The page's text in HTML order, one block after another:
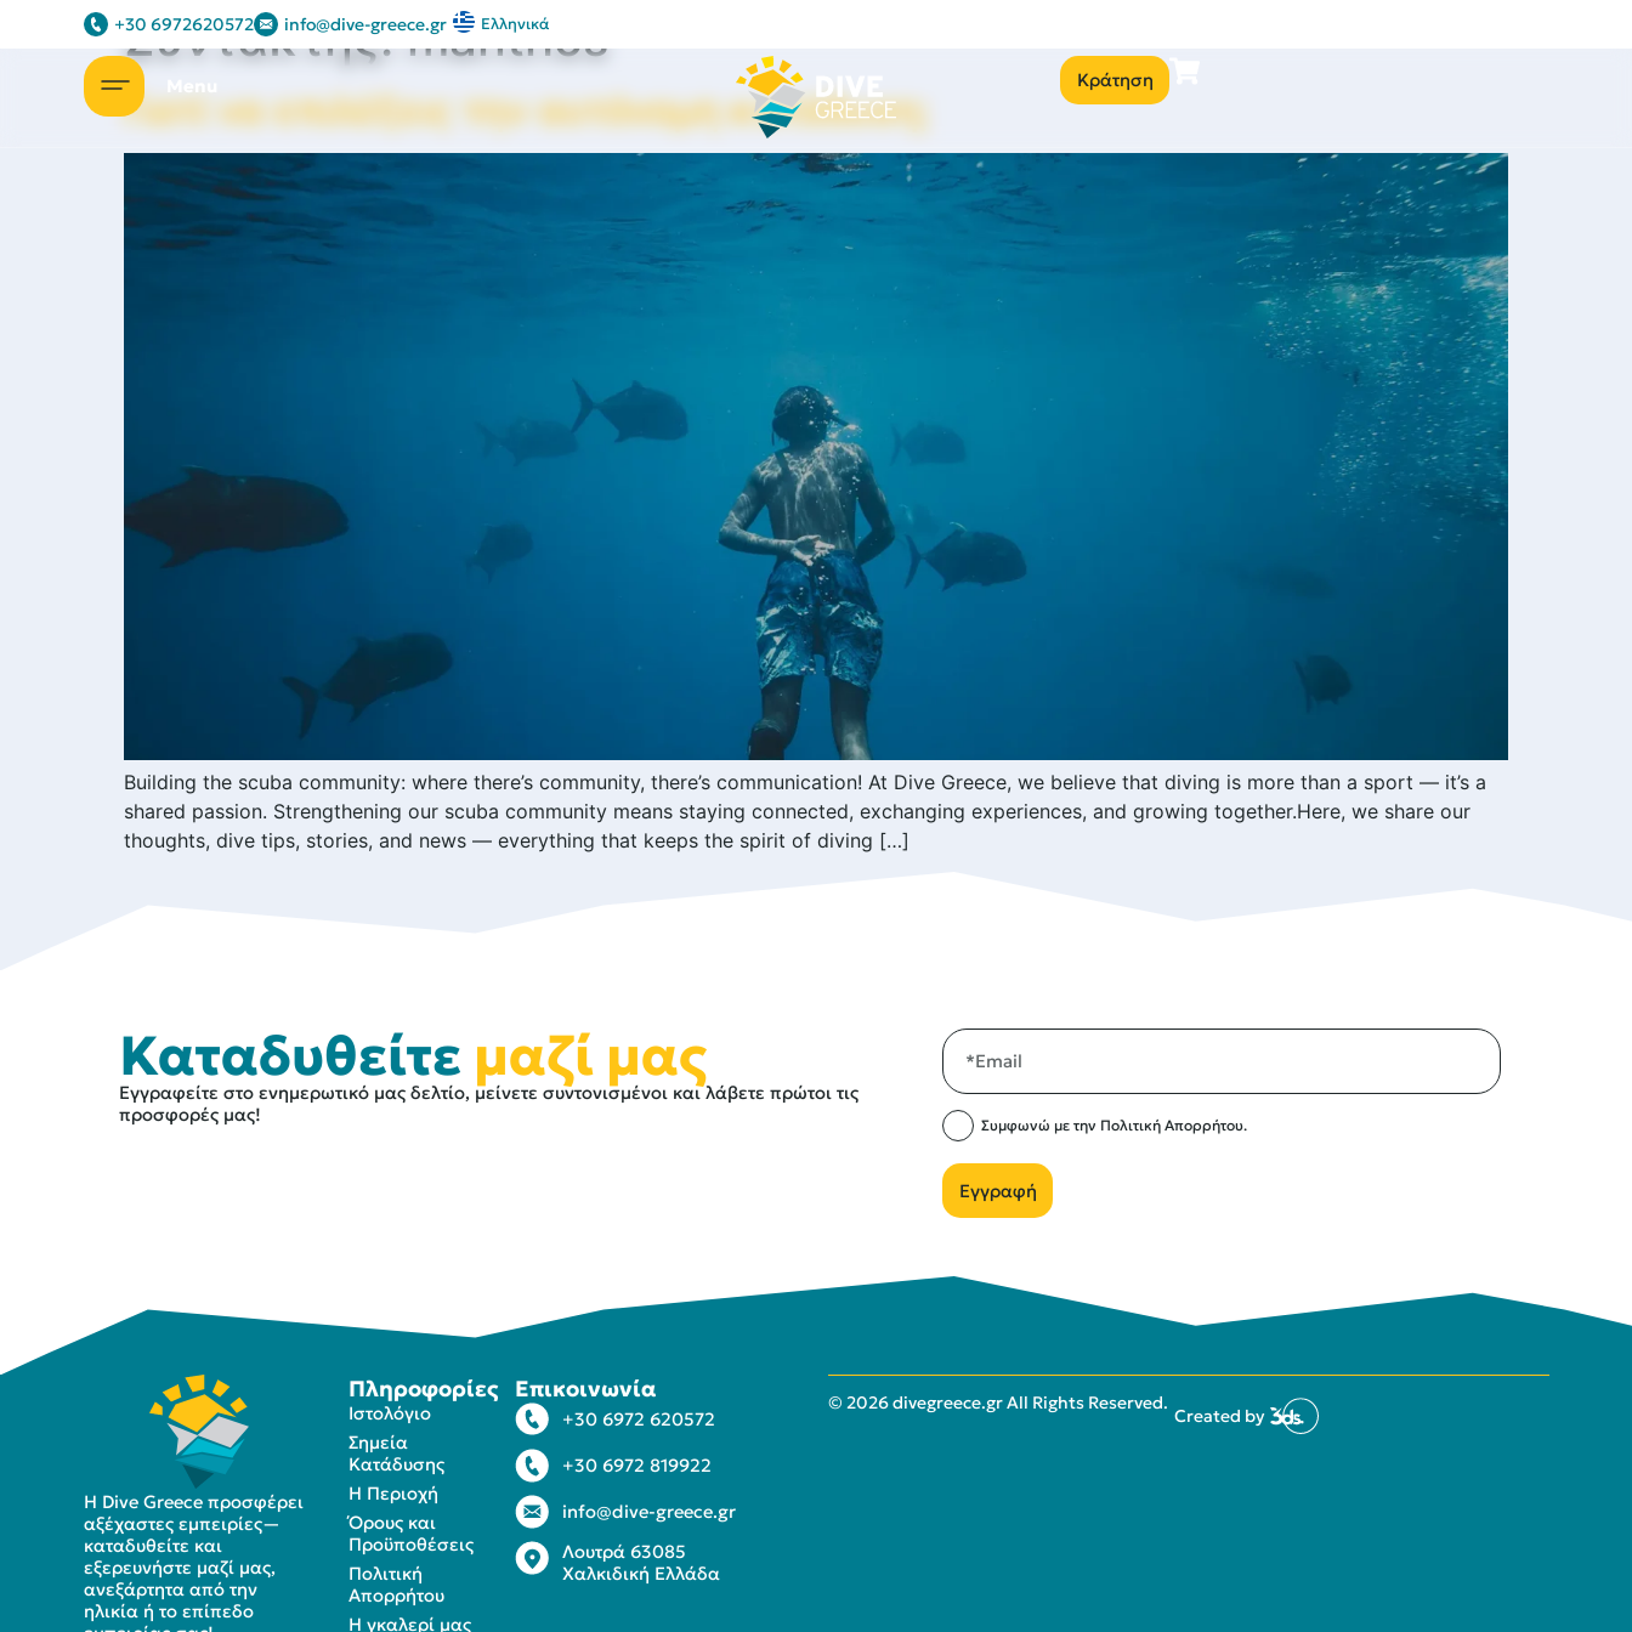
+30 6972620572 info@dive-greece.gr Ελληνικά
Κράτηση
Συντάκτης:manthos
Γιατί να επιλέξεις την αυτόνομη κατάδυση;
Building the scuba community: where there’s community, there’s communication! At Dive Greece, we believe that diving is more than a sport — it’s a
shared passion. Strengthening our scuba community means staying connected, exchanging experiences, and growing together.Here, we share our
thoughts, dive tips, stories, and news — everything that keeps the spirit of diving […]
Καταδυθείτε μαζί μας
Εγγραφείτε στο ενημερωτικό μας δελτίο, μείνετε συντονισμένοι και λάβετε πρώτοι τις
προσφορές μας!
Συμφωνώ με την Πολιτική Απορρήτου.
Εγγραφή
Η Dive Greece προσφέρει
αξέχαστες εμπειρίες—
καταδυθείτε και
εξερευνήστε μαζί μας,
ανεξάρτητα από την
ηλικία ή το επίπεδο
Πληροφορίες
Ιστολόγιο
Σημεία
Κατάδυσης
Η Περιοχή
Όρους και
Προϋποθέσεις
Πολιτική
Απορρήτου
Η γκαλερί μας
Επικοινωνία
+30 6972 620572
+30 6972 819922
info@dive-greece.gr
Λουτρά 63085
Χαλκιδική Ελλάδα
© 2026 divegreece.gr All Rights Reserved.
Created by